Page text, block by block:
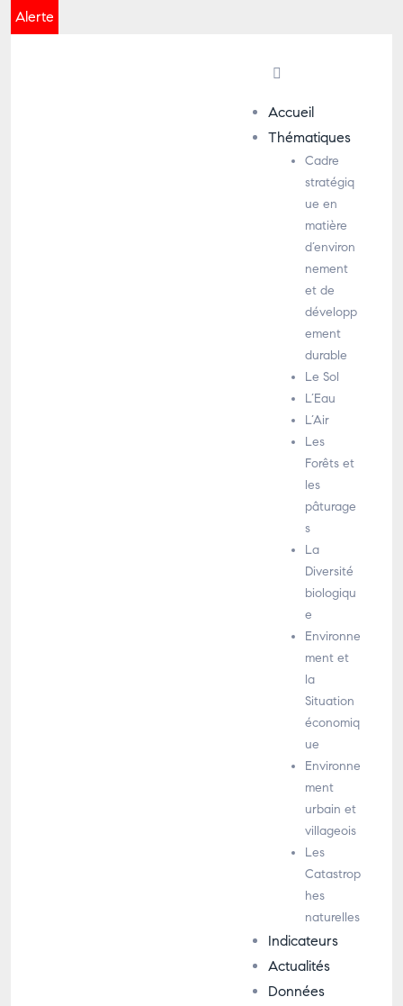
Alerte
Accueil
Thématiques
Cadre
stratégiq
ue en
matière
d’environ
nement
et de
développ
ement
durable
Le Sol
L’Eau
L’Air
Les
Forêts et
les
pâturage
s
La
Diversité
biologiqu
e
Environne
ment et
la
Situation
économiq
ue
Environne
ment
urbain et
villageois
Les
Catastrop
hes
naturelles
Indicateurs
Actualités
Données